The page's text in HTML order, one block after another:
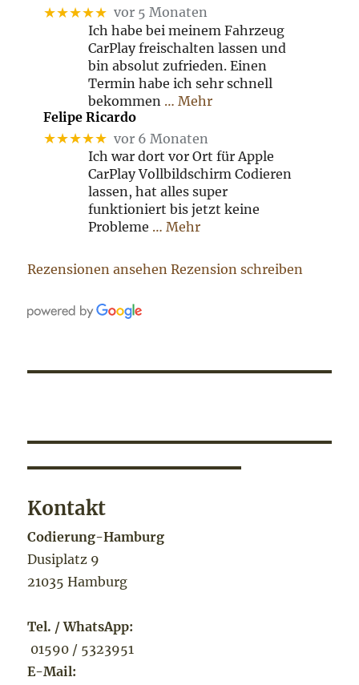
★★★★★ vor 5 Monaten
Ich habe bei meinem Fahrzeug
CarPlay freischalten lassen und
bin absolut zufrieden. Einen
Termin habe ich sehr schnell
bekommen … Mehr
Felipe Ricardo
★★★★★ vor 6 Monaten
Ich war dort vor Ort für Apple
CarPlay Vollbildschirm Codieren
lassen, hat alles super
funktioniert bis jetzt keine
Probleme … Mehr
Rezensionen ansehen Rezension schreiben
Kontakt
Codierung-Hamburg
Dusiplatz 9
21035 Hamburg
Tel. / WhatsApp:
01590 / 5323951
E-Mail: